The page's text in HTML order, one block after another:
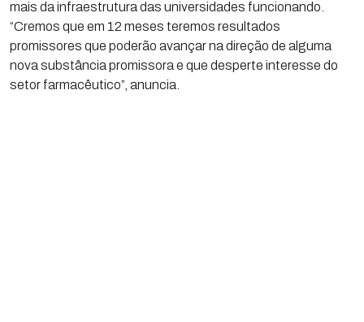
mais da infraestrutura das universidades funcionando.
“Cremos que em 12 meses teremos resultados
promissores que poderão avançar na direção de alguma
nova substância promissora e que desperte interesse do
setor farmacêutico”, anuncia.